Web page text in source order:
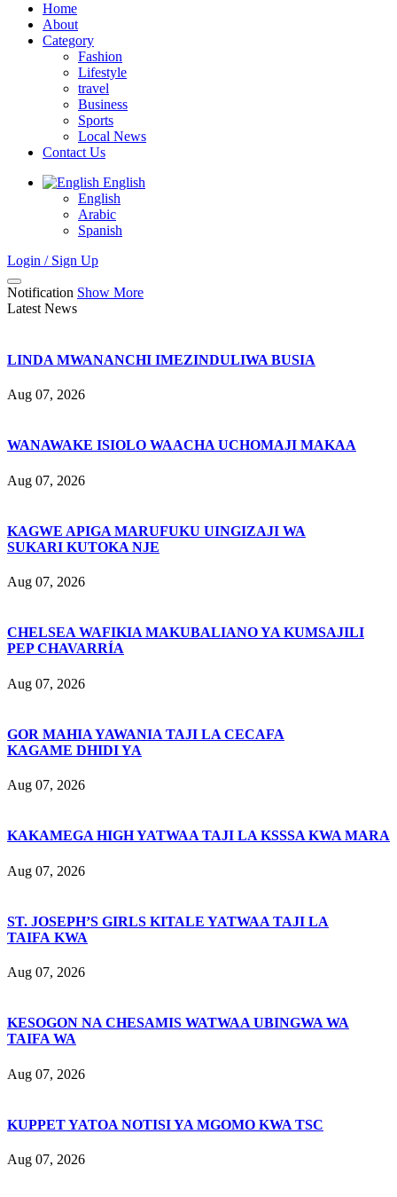
Home
About
Category
Fashion
Lifestyle
travel
Business
Sports
Local News
Contact Us
English
English
Arabic
Spanish
Login / Sign Up
Notification Show More
Latest News
LINDA MWANANCHI IMEZINDULIWA BUSIA
Aug 07, 2026
WANAWAKE ISIOLO WAACHA UCHOMAJI MAKAA
Aug 07, 2026
KAGWE APIGA MARUFUKU UINGIZAJI WA
SUKARI KUTOKA NJE
Aug 07, 2026
CHELSEA WAFIKIA MAKUBALIANO YA KUMSAJILI
PEP CHAVARRÍA
Aug 07, 2026
GOR MAHIA YAWANIA TAJI LA CECAFA
KAGAME DHIDI YA
Aug 07, 2026
KAKAMEGA HIGH YATWAA TAJI LA KSSSA KWA MARA
Aug 07, 2026
ST. JOSEPH’S GIRLS KITALE YATWAA TAJI LA
TAIFA KWA
Aug 07, 2026
KESOGON NA CHESAMIS WATWAA UBINGWA WA
TAIFA WA
Aug 07, 2026
KUPPET YATOA NOTISI YA MGOMO KWA TSC
Aug 07, 2026